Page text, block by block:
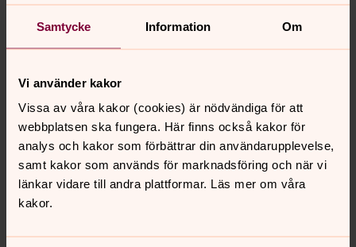
Samtycke Information Om
Vi använder kakor
Vissa av våra kakor (cookies) är nödvändiga för att
webbplatsen ska fungera. Här finns också kakor för
analys och kakor som förbättrar din användarupplevelse,
samt kakor som används för marknadsföring och när vi
länkar vidare till andra plattformar. Läs mer om våra
kakor.
Ass. i församlingsarbete, Kumla-Tärna-Kila
församling
Direkt:0224-42 28 06 SMS: 076-656 28 06
E-post:bengt.kyllinge@svenskakyrkan.se